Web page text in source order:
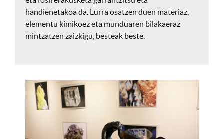
handienetakoa da. Lurra osatzen duen materiaz,
elementu kimikoez eta munduaren bilakaeraz
mintzatzen zaizkigu, besteak beste.